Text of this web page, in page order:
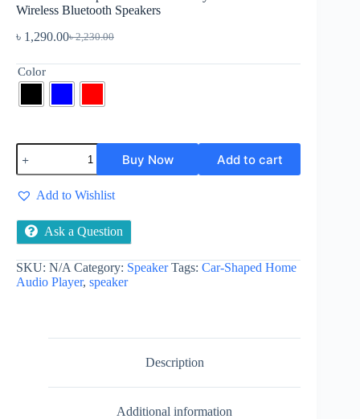
Wireless Bluetooth Speakers
৳2,230.00
Original
৳ 2,230.00.
৳ 1,290.00Current
৳ 1,290.00.
Color
Carton
Car-
Shaped
Home
Audio
Player
Portable
Wireless
Bluetooth
Speakers
quantity
Buy Now Add to cart
Add to Wishlist
Ask a Question
SKU: N/A Category: Speaker Tags: Car-Shaped Home
Audio Player, speaker
Description
Additional information